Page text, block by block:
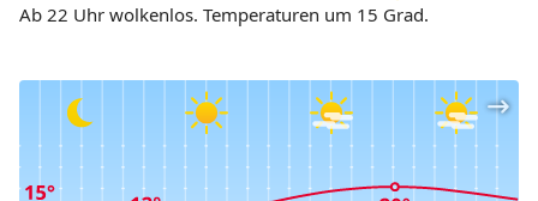
Ab 22 Uhr wolkenlos. Temperaturen um 15 Grad.